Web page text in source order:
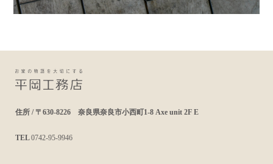
住所 / 〒630-8226 奈良県奈良市小西町1-8 Axe unit 2F E
TEL0742-95-9946